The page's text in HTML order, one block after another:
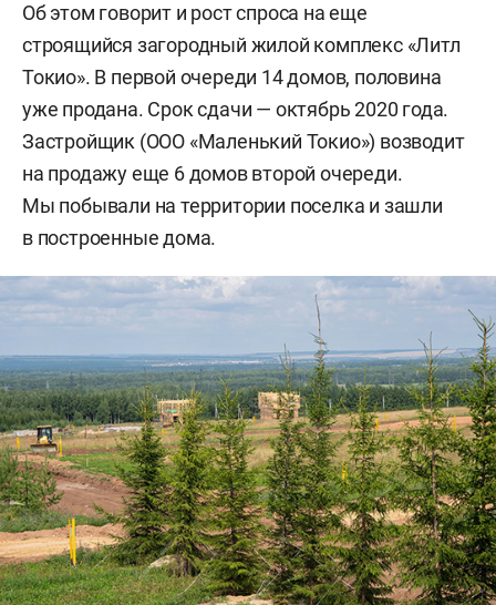
Об этом говорит и рост спроса на еще
строящийся загородный жилой комплекс «Литл
Токио». В первой очереди 14 домов, половина
уже продана. Срок сдачи — октябрь 2020 года.
Застройщик (ООО «Маленький Токио») возводит
на продажу еще 6 домов второй очереди.
Мы побывали на территории поселка и зашли
в построенные дома.